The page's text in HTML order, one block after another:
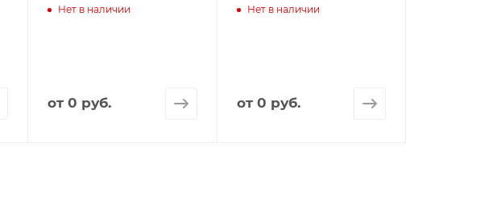
Нет в наличии
от 0 руб.
Нет в наличии
от 0 руб.